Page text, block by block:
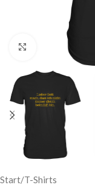
Klick zum
Start/T-Shirts